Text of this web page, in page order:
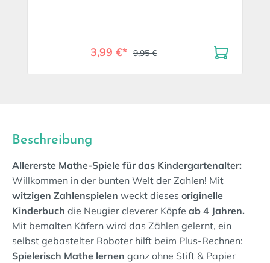
3,99 €* 9,95 €
Beschreibung
Allererste Mathe-Spiele für das Kindergartenalter:
Willkommen in der bunten Welt der Zahlen! Mit
witzigen Zahlenspielen weckt dieses originelle
Kinderbuch die Neugier cleverer Köpfe ab 4 Jahren.
Mit bemalten Käfern wird das Zählen gelernt, ein
selbst gebastelter Roboter hilft beim Plus-Rechnen:
Spielerisch Mathe lernen ganz ohne Stift & Papier